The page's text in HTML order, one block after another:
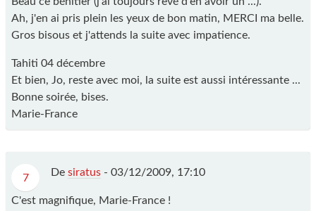
Ah, j'en ai pris plein les yeux de bon matin, MERCI ma belle.
Gros bisous et j'attends la suite avec impatience.
Tahiti 04 décembre
Et bien, Jo, reste avec moi, la suite est aussi intéressante ...
Bonne soirée, bises.
Marie-France
7 De siratus - 03/12/2009, 17:10
C'est magnifique, Marie-France !